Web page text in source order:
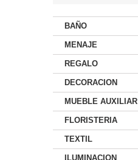
BAÑO
MENAJE
REGALO
DECORACION
MUEBLE AUXILIAR
FLORISTERIA
TEXTIL
ILUMINACION